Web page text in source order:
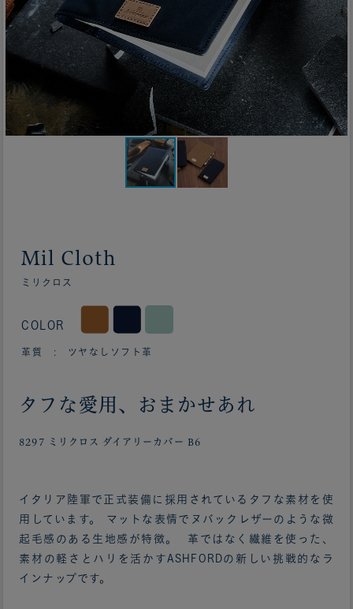
Mil Cloth
ミリクロス
COLOR
革質 : ツヤなしソフト革
タフな愛用、おまかせあれ
8297 ミリクロス ダイアリーカバー B6
イタリア陸軍で正式装備に採用されているタフな素材を使
用しています。 マットな表情でヌバックレザーのような微
起毛感のある生地感が特徴。 革ではなく繊維を使った、
素材の軽さとハリを活かすASHFORDの新しい挑戦的なラ
インナップです。